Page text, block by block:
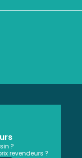
?
revendeurs ?